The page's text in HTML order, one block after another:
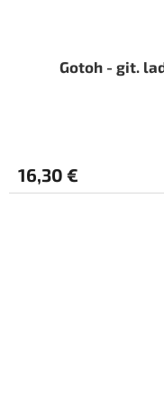
Gotoh - git.
16,30 €